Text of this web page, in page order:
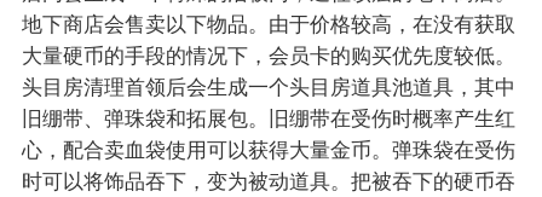
地下商店会售卖以下物品。由于价格较高，在没有获取
大量硬币的手段的情况下，会员卡的购买优先度较低。
头目房清理首领后会生成一个头目房道具池道具，其中
旧绷带、弹珠袋和拓展包。旧绷带在受伤时概率产生红
心，配合卖血袋使用可以获得大量金币。弹珠袋在受伤
时可以将饰品吞下，变为被动道具。把被吞下的硬币吞